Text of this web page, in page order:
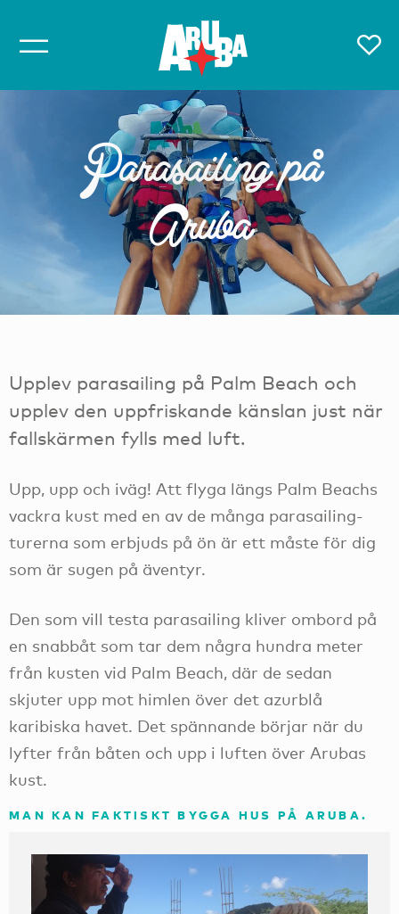
Parasailing på
Aruba
Upplev parasailing på Palm Beach och
upplev den uppfriskande känslan just när
fallskärmen fylls med luft.
Upp, upp och iväg! Att flyga längs Palm Beachs
vackra kust med en av de många parasailing-
turerna som erbjuds på ön är ett måste för dig
som är sugen på äventyr.
Den som vill testa parasailing kliver ombord på
en snabbåt som tar dem några hundra meter
från kusten vid Palm Beach, där de sedan
skjuter upp mot himlen över det azurblå
karibiska havet. Det spännande börjar när du
lyfter från båten och upp i luften över Arubas
kust.
MAN KAN FAKTISKT BYGGA HUS PÅ ARUBA.